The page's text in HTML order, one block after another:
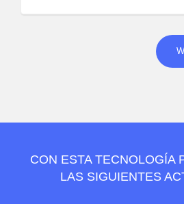
CON ESTA TECNOLOGÍA
LAS SIGUIENTES